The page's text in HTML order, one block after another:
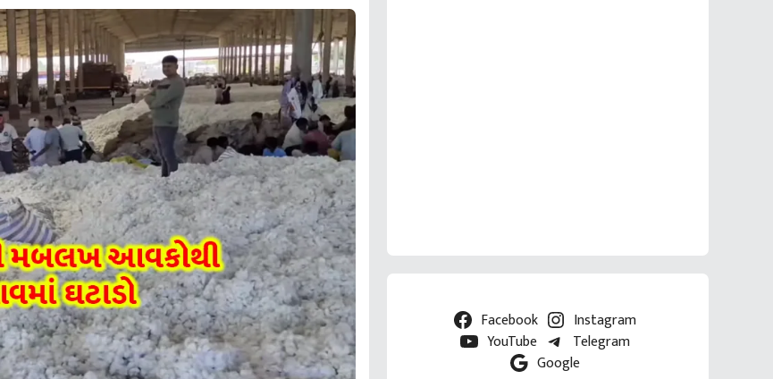
Facebook
Instagram
YouTube
Telegram
Google